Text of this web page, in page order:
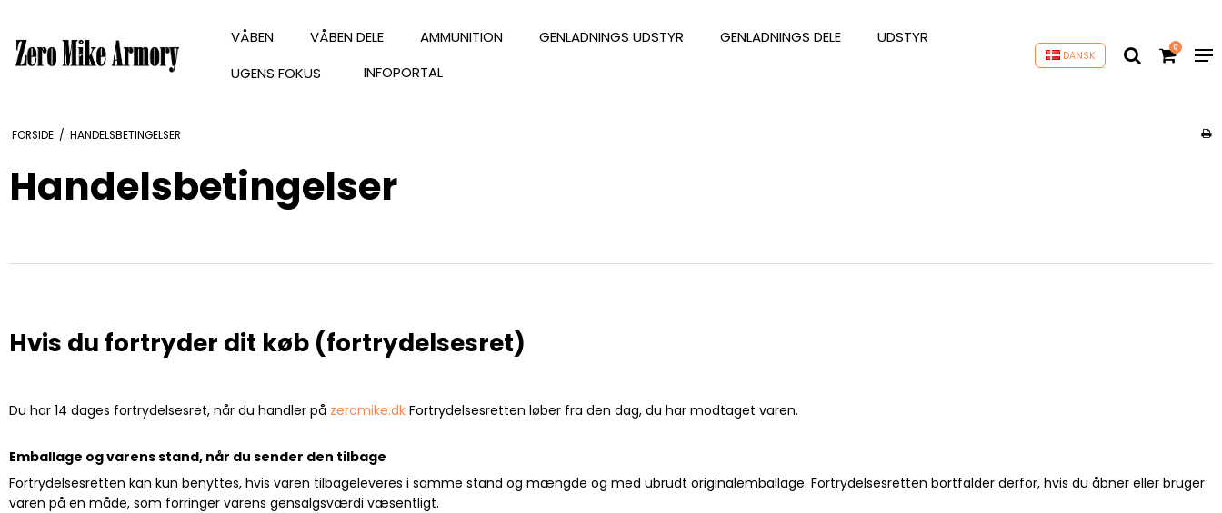
VÅBEN VÅBEN DELE AMMUNITION GENLADNINGS UDSTYR GENLADNINGS DELE
UDSTYR
UGENS FOKUS
INFOPORTAL
DANSK
0
FORSIDE / HANDELSBETINGELSER
Handelsbetingelser
Hvis du fortryder dit køb (fortrydelsesret)
Du har 14 dages fortrydelsesret, når du handler på zeromike.dk Fortrydelsesretten løber fra den dag, du har modtaget varen.
Emballage og varens stand, når du sender den tilbage
Fortrydelsesretten kan kun benyttes, hvis varen tilbageleveres i samme stand og mængde og med ubrudt originalemballage. Fortrydelsesretten bortfalder derfor, hvis du åbner eller bruger
varen på en måde, som forringer varens gensalgsværdi væsentligt.